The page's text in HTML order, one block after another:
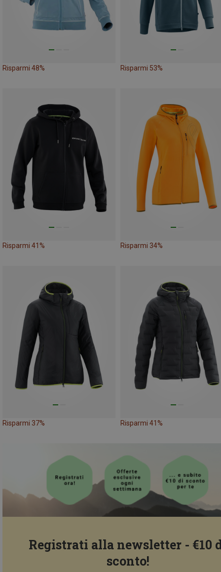
Risparmi 48% Risparmi 53%
Risparmi 41% Risparmi 34%
Risparmi 37% Risparmi 41%
Registrati alla newsletter - €10
sconto!